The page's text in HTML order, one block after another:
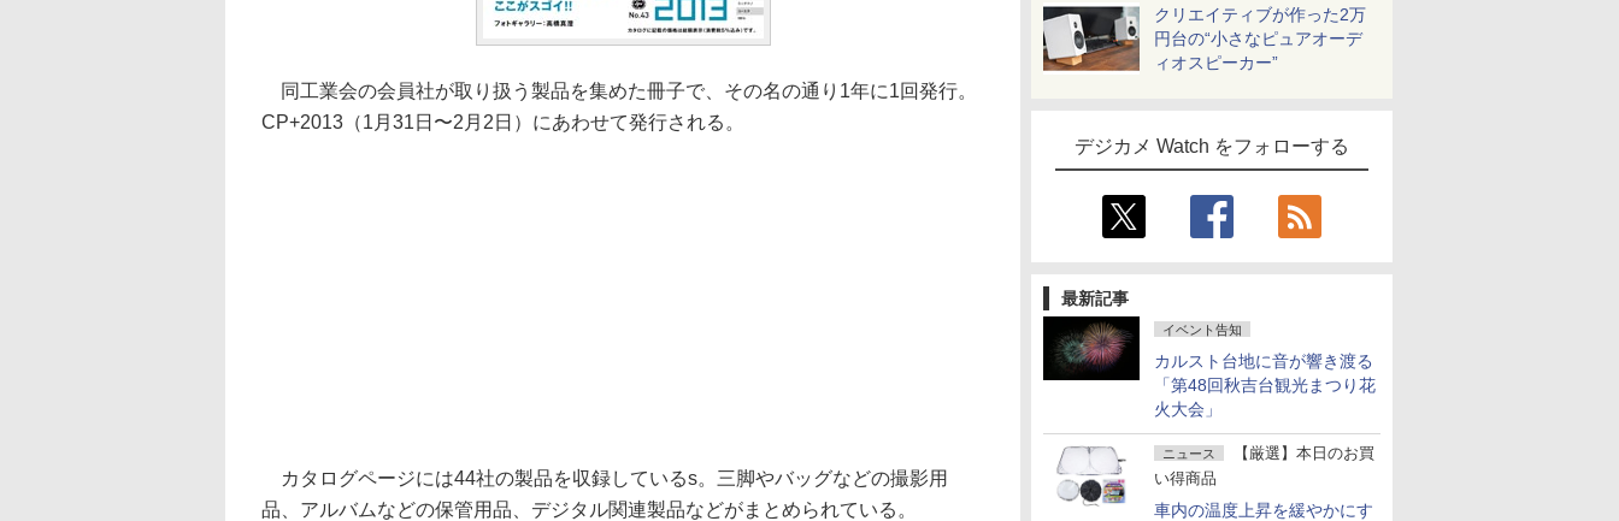
クリエイティブが作った2万
円台の“小さなピュアオーデ
ィオスピーカー”
デジカメ Watch をフォローする
最新記事
イベント告知
カルスト台地に音が響き渡る
「第48回秋吉台観光まつり花
火大会」
ニュース
【厳選】本日のお買
い得商品
車内の温度上昇を緩やかにす
同工業会の会員社が取り扱う製品を集めた冊子で、その名の通り1年に1回発行。
CP+2013（1月31日〜2月2日）にあわせて発行される。
カタログページには44社の製品を収録しているs。三脚やバッグなどの撮影用
品、アルバムなどの保管用品、デジタル関連製品などがまとめられている。